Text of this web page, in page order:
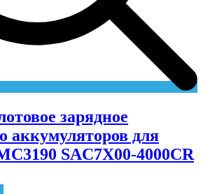
зарядное
аккумуляторов для
SAC7X00-4000CR